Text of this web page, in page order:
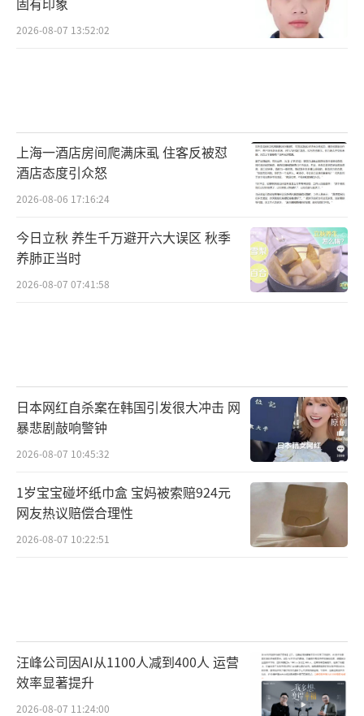
2026-08-07 13:52:02
上海一酒店房间爬满床虱 住客反被怼
酒店态度引众怒
2026-08-06 17:16:24
今日立秋 养生千万避开六大误区 秋季
养肺正当时
2026-08-07 07:41:58
日本网红自杀案在韩国引发很大冲击 网
暴悲剧敲响警钟
2026-08-07 10:45:32
1岁宝宝碰坏纸巾盒 宝妈被索赔924元
网友热议赔偿合理性
2026-08-07 10:22:51
汪峰公司因AI从1100人减到400人 运营
效率显著提升
2026-08-07 11:24:00